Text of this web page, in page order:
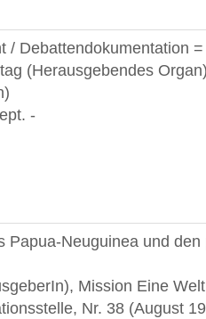
/ Debattendokumentation
(Herausgebendes
-
Papua-Neuguinea und
Mission Eine
Nr. 38 (August